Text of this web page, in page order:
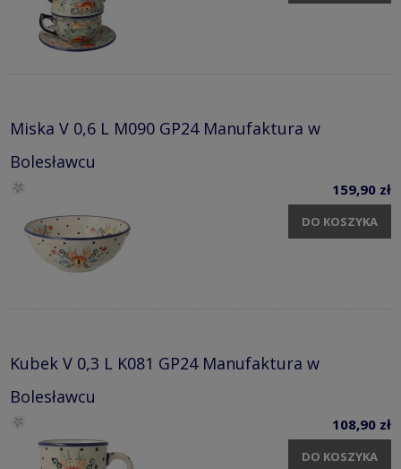
Miska V 0,6 L M090 GP24 Manufaktura w
Bolesławcu
159,90 zł
DO KOSZYKA
Kubek V 0,3 L K081 GP24 Manufaktura w
Bolesławcu
108,90 zł
DO KOSZYKA